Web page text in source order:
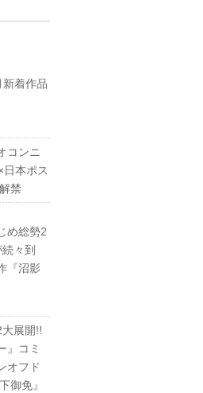
着作品
コンニ
日本ポス
禁
め総勢2
々到
『沼影
大展開!!
』コミ
オフド
御免』